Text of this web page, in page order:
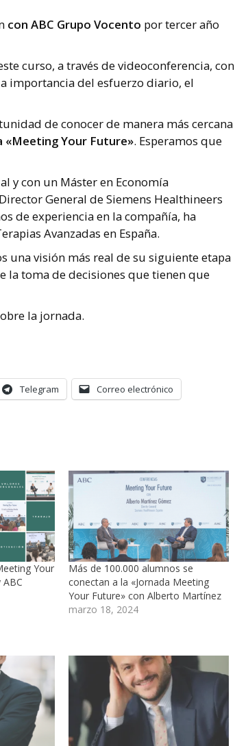
con ABC Grupo Vocento por tercer año
curso, a través de videoconferencia, con
importancia del esfuerzo diario, el
de conocer de manera más cercana
«Meeting Your Future». Esperamos que
y con un Máster en Economía
General de Siemens Healthineers
de experiencia en la compañía, ha
Avanzadas en España.
una visión más real de su siguiente etapa
la toma de decisiones que tienen que
la jornada.
Telegram Correo electrónico
Your
Más de 100.000 alumnos se
conectan a la «Jornada Meeting
Your Future» con Alberto Martínez
marzo 18, 2024